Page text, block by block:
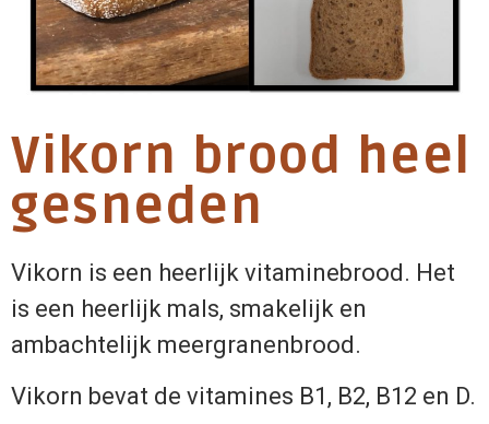
Vikorn brood heel
gesneden
Vikorn is een heerlijk vitaminebrood. Het
is een heerlijk mals, smakelijk en
ambachtelijk meergranenbrood.
Vikorn bevat de vitamines B1, B2, B12 en D.